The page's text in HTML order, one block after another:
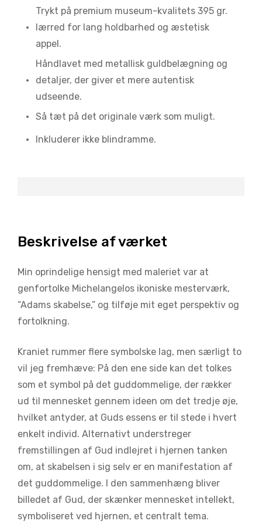
Trykt på premium museum-kvalitets 395 gr.
lærred for lang holdbarhed og æstetisk
appel.
Håndlavet med metallisk guldbelægning og
detaljer, der giver et mere autentisk
udseende.
Så tæt på det originale værk som muligt.
Inkluderer ikke blindramme.
Beskrivelse af værket
Min oprindelige hensigt med maleriet var at
genfortolke Michelangelos ikoniske mesterværk,
“Adams skabelse,” og tilføje mit eget perspektiv og
fortolkning.
Kraniet rummer flere symbolske lag, men særligt to
vil jeg fremhæve: På den ene side kan det tolkes
som et symbol på det guddommelige, der rækker
ud til mennesket gennem ideen om det tredje øje,
hvilket antyder, at Guds essens er til stede i hvert
enkelt individ. Alternativt understreger
fremstillingen af Gud indlejret i hjernen tanken
om, at skabelsen i sig selv er en manifestation af
det guddommelige. I den sammenhæng bliver
billedet af Gud, der skænker mennesket intellekt,
symboliseret ved hjernen, et centralt tema.